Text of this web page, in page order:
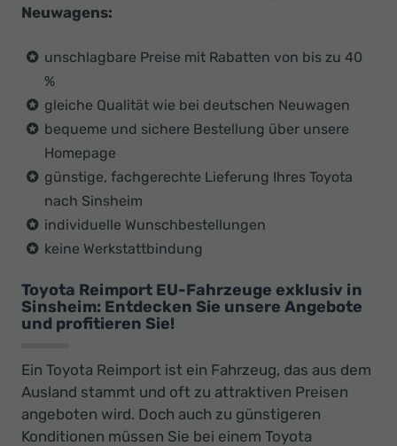
Neuwagens:
unschlagbare Preise mit Rabatten von bis zu 40
%
gleiche Qualität wie bei deutschen Neuwagen
bequeme und sichere Bestellung über unsere
Homepage
günstige, fachgerechte Lieferung Ihres Toyota
nach Sinsheim
individuelle Wunschbestellungen
keine Werkstattbindung
Toyota Reimport EU-Fahrzeuge exklusiv in
Sinsheim: Entdecken Sie unsere Angebote
und profitieren Sie!
Ein Toyota Reimport ist ein Fahrzeug, das aus dem
Ausland stammt und oft zu attraktiven Preisen
angeboten wird. Doch auch zu günstigeren
Konditionen müssen Sie bei einem Toyota